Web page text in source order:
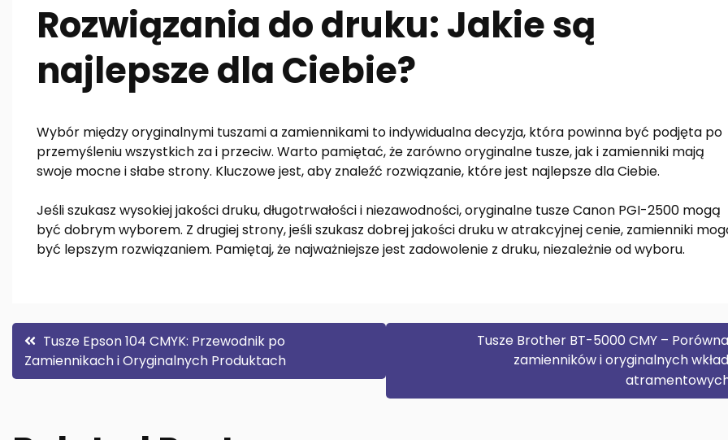
Rozwiązania do druku: Jakie są
najlepsze dla Ciebie?
Wybór między oryginalnymi tuszami a zamiennikami to indywidualna decyzja, która powinna być podjęta po
przemyśleniu wszystkich za i przeciw. Warto pamiętać, że zarówno oryginalne tusze, jak i zamienniki mają
swoje mocne i słabe strony. Kluczowe jest, aby znaleźć rozwiązanie, które jest najlepsze dla Ciebie.
Jeśli szukasz wysokiej jakości druku, długotrwałości i niezawodności, oryginalne tusze Canon PGI-2500 mogą
być dobrym wyborem. Z drugiej strony, jeśli szukasz dobrej jakości druku w atrakcyjnej cenie, zamienniki
być lepszym rozwiązaniem. Pamiętaj, że najważniejsze jest zadowolenie z druku, niezależnie od wyboru.
Nawigacja
wpisu
Tusze Epson 104 CMYK: Przewodnik po
Zamiennikach i Oryginalnych Produktach
Tusze Brother BT-5000 CMY –
zamienników i oryginalnych